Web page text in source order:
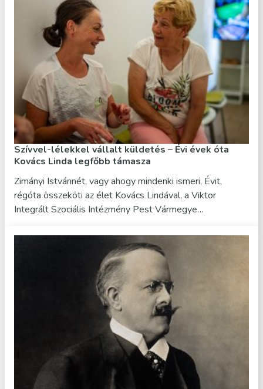
Szívvel-lélekkel vállalt küldetés – Évi évek óta
Kovács Linda legfőbb támasza
Zimányi Istvánnét, vagy ahogy mindenki ismeri, Évit,
régóta összeköti az élet Kovács Lindával, a Viktor
Integrált Szociális Intézmény Pest Vármegye…